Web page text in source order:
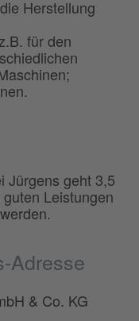
Herstellung
für den
Jürgens geht 3,5
Leistungen
Adresse
& Co. KG